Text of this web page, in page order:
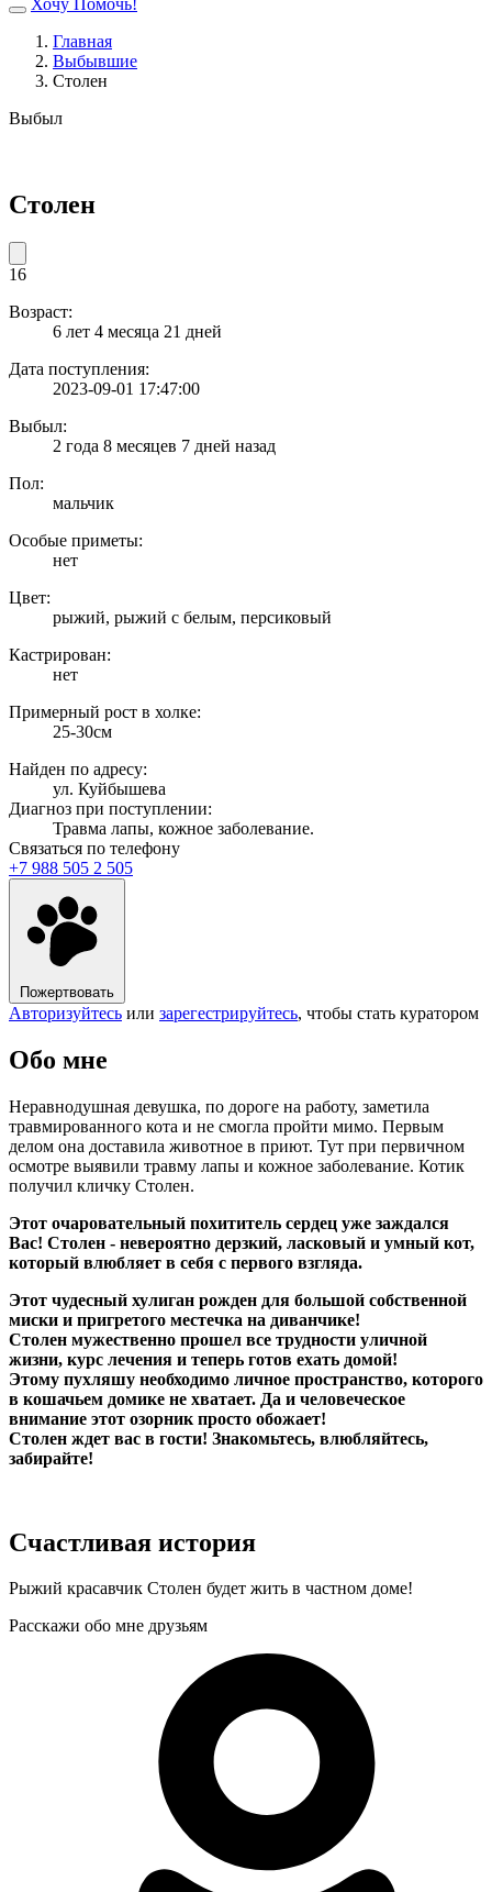
Хочу Помочь!
Главная
Выбывшие
Столен
Выбыл
Столен
16
Возраст:
6 лет 4 месяца 21 дней
Дата поступления:
2023-09-01 17:47:00
Выбыл:
2 года 8 месяцев 7 дней назад
Пол:
мальчик
Особые приметы:
нет
Цвет:
рыжий, рыжий с белым, персиковый
Кастрирован:
нет
Примерный рост в холке:
25-30см
Найден по адресу:
ул. Куйбышева
Диагноз при поступлении:
Травма лапы, кожное заболевание.
Связаться по телефону
+7 988 505 2 505
Пожертвовать
Авторизуйтесь или зарегестрируйтесь, чтобы стать куратором
Обо мне
Неравнодушная девушка, по дороге на работу, заметила
травмированного кота и не смогла пройти мимо. Первым
делом она доставила животное в приют. Тут при первичном
осмотре выявили травму лапы и кожное заболевание. Котик
получил кличку Столен.
Этот очаровательный похититель сердец уже заждался
Вас! Столен - невероятно дерзкий, ласковый и умный кот,
который влюбляет в себя с первого взгляда.
Этот чудесный хулиган рожден для большой собственной
миски и пригретого местечка на диванчике!
Столен мужественно прошел все трудности уличной
жизни, курс лечения и теперь готов ехать домой!
Этому пухляшу необходимо личное пространство, которого
в кошачьем домике не хватает. Да и человеческое
внимание этот озорник просто обожает!
Столен ждет вас в гости! Знакомьтесь, влюбляйтесь,
забирайте!
Счастливая история
Рыжий красавчик Столен будет жить в частном доме!
Расскажи обо мне друзьям